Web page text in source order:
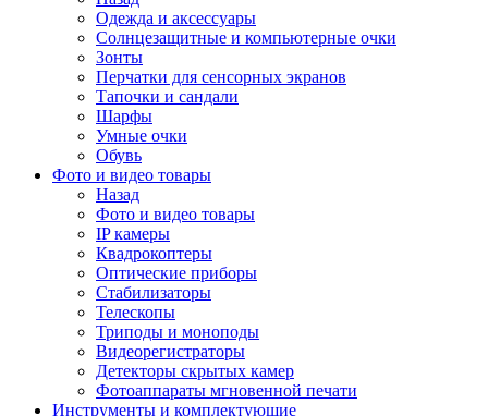
Одежда и аксессуары
Солнцезащитные и компьютерные очки
Зонты
Перчатки для сенсорных экранов
Тапочки и сандали
Шарфы
Умные очки
Обувь
Фото и видео товары
Назад
Фото и видео товары
IP камеры
Квадрокоптеры
Оптические приборы
Стабилизаторы
Телескопы
Триподы и моноподы
Видеорегистраторы
Детекторы скрытых камер
Фотоаппараты мгновенной печати
Инструменты и комплектующие